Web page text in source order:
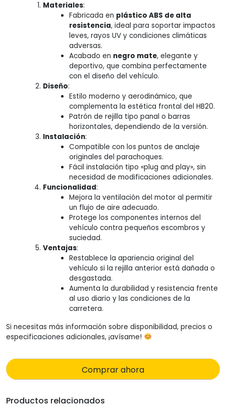
Materiales:
Fabricada en plástico ABS de alta
resistencia, ideal para soportar impactos
leves, rayos UV y condiciones climáticas
adversas.
Acabado en negro mate, elegante y
deportivo, que combina perfectamente
con el diseño del vehículo.
Diseño:
Estilo moderno y aerodinámico, que
complementa la estética frontal del HB20.
Patrón de rejilla tipo panal o barras
horizontales, dependiendo de la versión.
Instalación:
Compatible con los puntos de anclaje
originales del parachoques.
Fácil instalación tipo «plug and play», sin
necesidad de modificaciones adicionales.
Funcionalidad:
Mejora la ventilación del motor al permitir
un flujo de aire adecuado.
Protege los componentes internos del
vehículo contra pequeños escombros y
suciedad.
Ventajas:
Restablece la apariencia original del
vehículo si la rejilla anterior está dañada o
desgastada.
Aumenta la durabilidad y resistencia frente
al uso diario y las condiciones de la
carretera.
Si necesitas más información sobre disponibilidad, precios o
especificaciones adicionales, ¡avísame!
Comprar ahora
Productos relacionados